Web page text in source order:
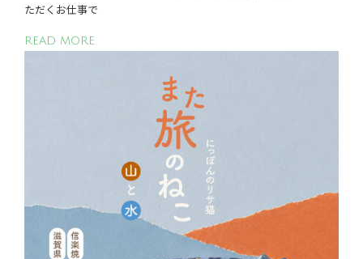
ただくお仕事で
READ MORE